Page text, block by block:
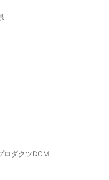
ロダクツDCM